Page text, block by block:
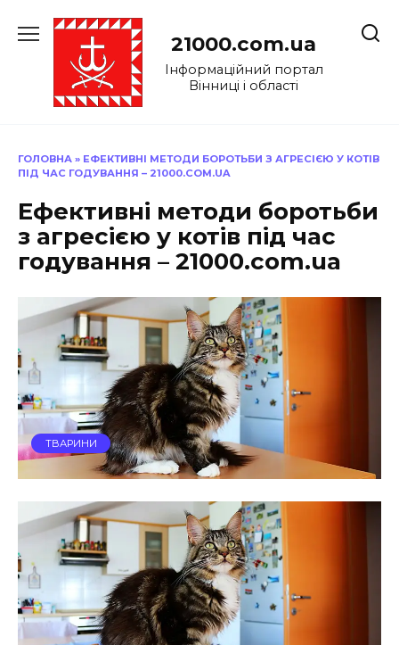
до
21000.com.ua
Інформаційний портал
Вінниці і області
ГОЛОВНА » ЕФЕКТИВНІ МЕТОДИ БОРОТЬБИ З АГРЕСІЄЮ У КОТІВ
ПІД ЧАС ГОДУВАННЯ – 21000.COM.UA
Ефективні методи боротьби
з агресією у котів під час
годування – 21000.com.ua
ТВАРИНИ